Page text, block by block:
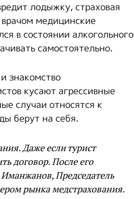
лодыжку, страховая
медицинские
в состоянии алкогольного
самостоятельно.
знакомство
кусают агрессивные
случаи относятся к
берут на себя.
Даже если турист
договор. После его
Председатель
рынка медстрахования.